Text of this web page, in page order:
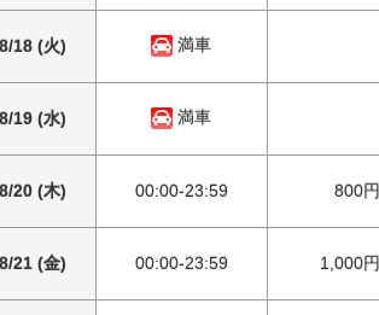
8/18 (火) 満車
8/19 (水) 満車
8/20 (木) 00:00-23:59 800円
8/21 (金) 00:00-23:59 1,000円